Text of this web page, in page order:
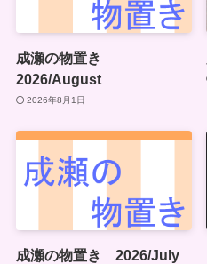
成瀬の物置き
2026/August
2026年8月1日
成瀬の物置き 2026/July